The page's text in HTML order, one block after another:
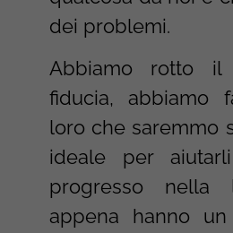
dei problemi.
Abbiamo rotto il
fiducia, abbiamo
loro che saremmo
ideale per
progresso
appena hanno